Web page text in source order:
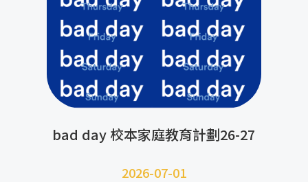
bad day 校本家庭教育計劃26-27
2026-07-01